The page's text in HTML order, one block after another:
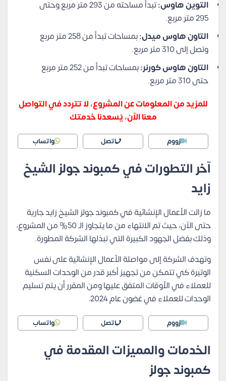
التوينهاوس:
تبدأ مساحته من 293 متر مربع وحتى
295 متر مربع.
التاون هاوس ميدل:
بمساحات تبدأ من 258 متر مربع
وتصل إلى 310 متر مربع.
التاون هاوس كورنر:
بمساحات تبدأ من 252 متر مربع
حتى 310 متر مربع.
للمزيد من المعلومات عن المشروع، لا تتردد في التواصل
معنا الآن، يُسعدنا خدمتك
زووم اتصل واتساب
آخر التطورات في كمبوند جولز الشيخ
زايد
ما زالت الأعمال الإنشائية في كمبوند جولز الشيخ زايد جارية
حتى الآن، حيث تم الانتهاء من ما يتجاوز الـ 50% من المشروع،
وذلك بفضل الجهود الكبيرة التي تبذلها الشركة المطورة.
وتهدف الشركة إلى مواصلة الأعمال الإنشائية على نفس
الوتيرة كي تتمكن من تجهيز أكبر قدر من الوحدات السكنية
للعملاء في الأوقات المتفق عليها ومن المقرر أن يتم تسليم
الوحدات للعملاء في غضون عام 2024.
زووم اتصل واتساب
الخدمات والمميزات المقدمة في
كمبوند جولز